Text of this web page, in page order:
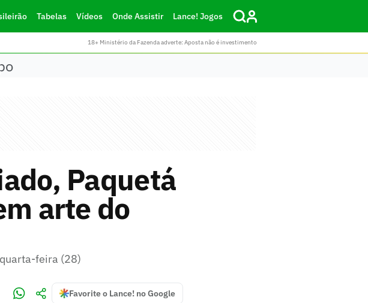
Tabelas Vídeos Onde Assistir Lance! Jogos
18+ Ministério da Fazenda adverte: Aposta não é investimento
Paquetá
arte do
feira (28)
Favorite o Lance! no Google